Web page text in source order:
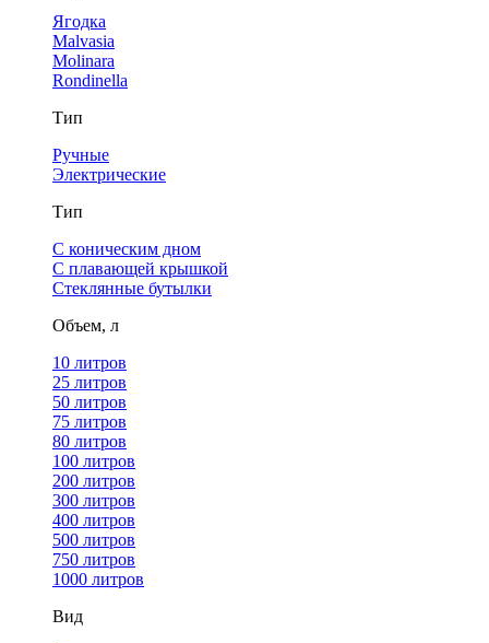
Ягодка
Malvasia
Molinara
Rondinella
Тип
Ручные
Электрические
Тип
С коническим дном
С плавающей крышкой
Стеклянные бутылки
Объем, л
10 литров
25 литров
50 литров
75 литров
80 литров
100 литров
200 литров
300 литров
400 литров
500 литров
750 литров
1000 литров
Вид